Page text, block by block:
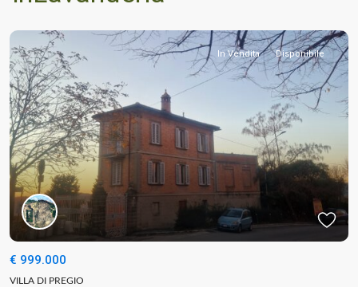
In Vendita Disponibile
€ 999.000
VILLA DI PREGIO